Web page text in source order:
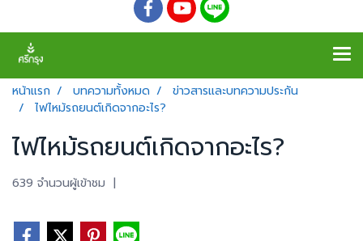
หน้าแรก บทความทั้งหมด
ข่าวสารและบทความประกัน
ไฟไหม้รถยนต์เกิดจากอะไร?
ไฟไหม้รถยนต์เกิดจากอะไร?
639 จำนวนผู้เข้าชม |